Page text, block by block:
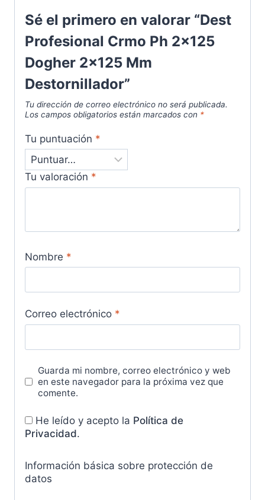
Sé el primero en valorar “Dest
Profesional Crmo Ph 2x125
Dogher 2x125 Mm
Destornillador”
Tu dirección de correo electrónico no será publicada.
Los campos obligatorios están marcados con *
Tu puntuación *
Tu valoración *
Nombre *
Correo electrónico *
Guarda mi nombre, correo electrónico y web
en este navegador para la próxima vez que
comente.
He leído y acepto la Política de
Privacidad.
Información básica sobre protección de
datos